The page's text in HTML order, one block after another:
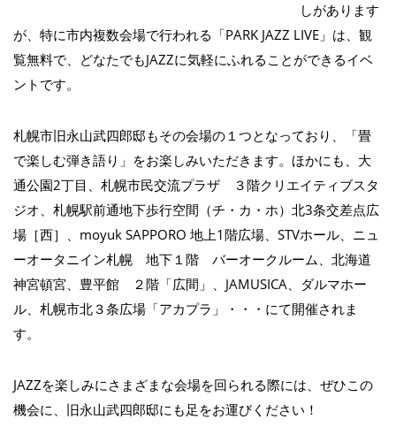
しがあります
が、特に市内複数会場で行われる「PARK JAZZ LIVE」は、観
覧無料で、どなたでもJAZZに気軽にふれることができるイベ
ントです。
札幌市旧永山武四郎邸もその会場の１つとなっており、「畳
で楽しむ弾き語り」をお楽しみいただきます。ほかにも、大
通公園2丁目、札幌市民交流プラザ ３階クリエイティブスタ
ジオ、札幌駅前通地下歩行空間（チ・カ・ホ）北3条交差点広
場［西］、moyuk SAPPORO 地上1階広場、STVホール、ニュ
ーオータニイン札幌 地下１階 バーオークルーム、北海道
神宮頓宮、豊平館 ２階「広間」、JAMUSICA、ダルマホー
ル、札幌市北３条広場「アカプラ」・・・にて開催されま
す。
JAZZを楽しみにさまざまな会場を回られる際には、ぜひこの
機会に、旧永山武四郎邸にも足をお運びください！